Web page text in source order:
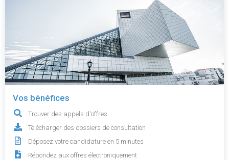
Vos bénéfices
Trouver des appels d'offres
Télécharger des dossiers de consultation
Déposez votre candidature en 5 minutes
Répondez aux offres électroniquement